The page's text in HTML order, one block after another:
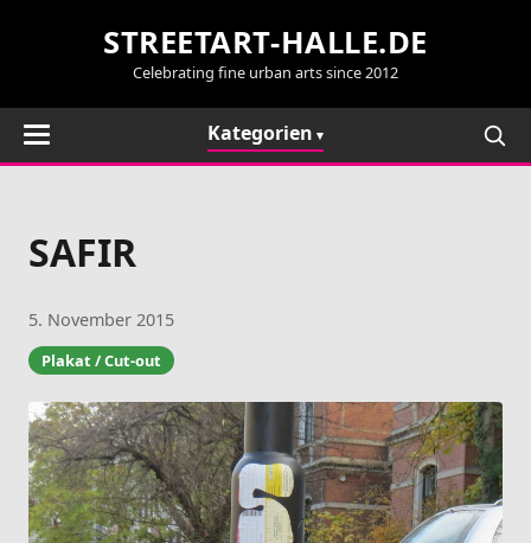
STREETART-HALLE.DE
Celebrating fine urban arts since 2012
Kategorien
SAFIR
5. November 2015
Plakat / Cut-out